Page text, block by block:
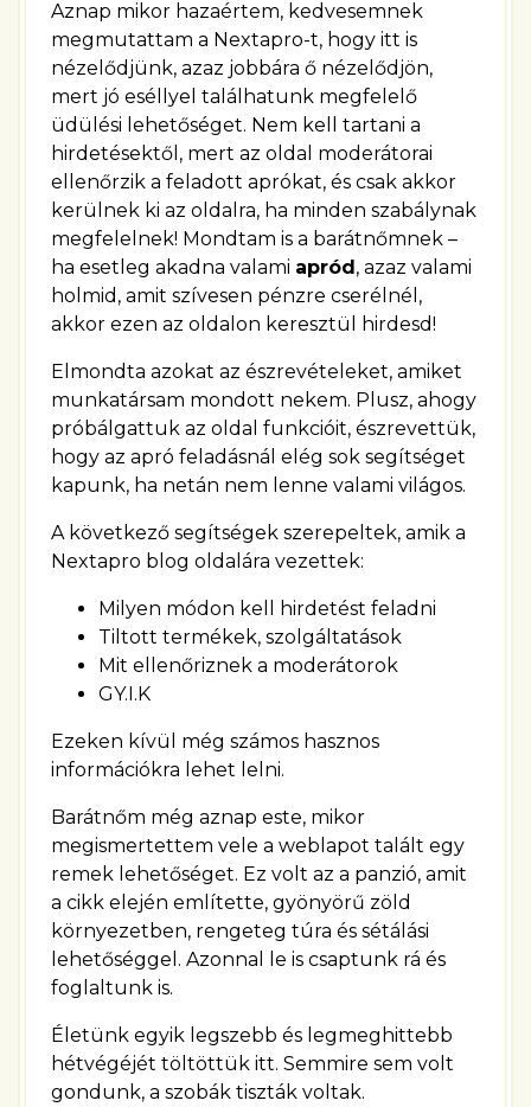
Aznap mikor hazaértem, kedvesemnek
megmutattam a Nextapro-t, hogy itt is
nézelődjünk, azaz jobbára ő nézelődjön,
mert jó eséllyel találhatunk megfelelő
üdülési lehetőséget. Nem kell tartani a
hirdetésektől, mert az oldal moderátorai
ellenőrzik a feladott aprókat, és csak akkor
kerülnek ki az oldalra, ha minden szabálynak
megfelelnek! Mondtam is a barátnőmnek –
ha esetleg akadna valami apród, azaz valami
holmid, amit szívesen pénzre cserélnél,
akkor ezen az oldalon keresztül hirdesd!
Elmondta azokat az észrevételeket, amiket
munkatársam mondott nekem. Plusz, ahogy
próbálgattuk az oldal funkcióit, észrevettük,
hogy az apró feladásnál elég sok segítséget
kapunk, ha netán nem lenne valami világos.
A következő segítségek szerepeltek, amik a
Nextapro blog oldalára vezettek:
Milyen módon kell hirdetést feladni
Tiltott termékek, szolgáltatások
Mit ellenőriznek a moderátorok
GY.I.K
Ezeken kívül még számos hasznos
információkra lehet lelni.
Barátnőm még aznap este, mikor
megismertettem vele a weblapot talált egy
remek lehetőséget. Ez volt az a panzió, amit
a cikk elején említette, gyönyörű zöld
környezetben, rengeteg túra és sétálási
lehetőséggel. Azonnal le is csaptunk rá és
foglaltunk is.
Életünk egyik legszebb és legmeghittebb
hétvégéjét töltöttük itt. Semmire sem volt
gondunk, a szobák tiszták voltak.